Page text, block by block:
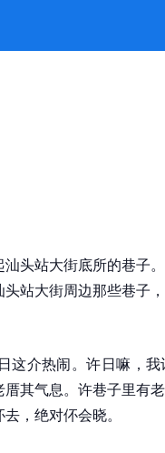
，底所藏有
头站大街底所的巷子
站大街周边那些巷子
这介热闹。许日嘛，
其气息。许巷子里有
，绝对伓会晓。